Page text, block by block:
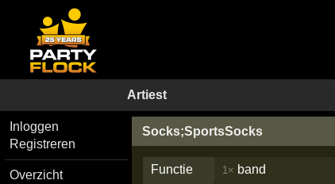
Artiest
Inloggen
Registreren
Overzicht
Socks;SportsSocks
Functie 1× band